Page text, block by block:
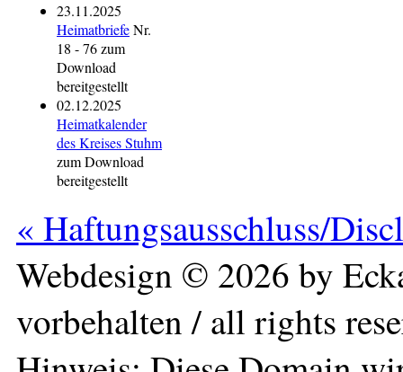
23.11.2025
HeimatbriefeNr.
18 - 76 zum
Download
bereitgestellt
02.12.2025
Heimatkalender
des Kreises Stuhm
zum Download
bereitgestellt
« Haftungsausschluss/
Webdesign © 2026 by
vorbehalten / all rights